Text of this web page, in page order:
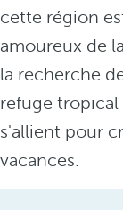
cette région
amoureux de
la recherche
refuge
s'allient pour
vacances.